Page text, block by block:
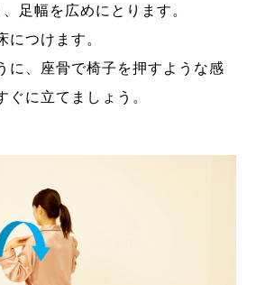
足幅を広めにとります。
につけます。
に、座骨で椅子を押すような感
ぐに立てましょう。